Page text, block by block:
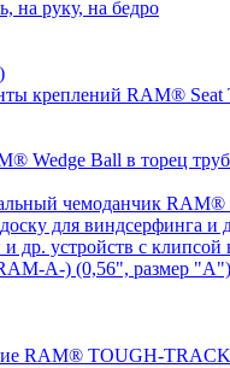
на руку, на бедро
креплений RAM® Seat
Wedge Ball в торец
чемоданчик RAM®
для виндсерфинга и
др. устройств с клипсой
A-) (0,56", размер "A")
RAM® TOUGH-